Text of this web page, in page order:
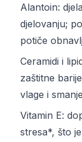
Alantoin:
djelovanju;
potiče
Ceramidi i
zaštitne
vlage i
Vitamin E:
stresa*, što